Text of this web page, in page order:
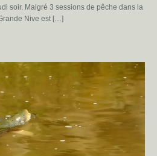
soir. Malgré 3 sessions de pêche dans la
Nive est […]